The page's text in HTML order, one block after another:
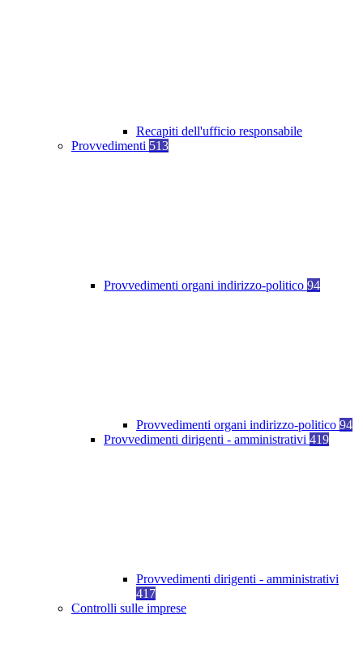
Recapiti dell'ufficio responsabile
Provvedimenti 513
Provvedimenti organi indirizzo-politico 94
Provvedimenti organi indirizzo-politico 94
Provvedimenti dirigenti - amministrativi 419
Provvedimenti dirigenti - amministrativi
417
Controlli sulle imprese